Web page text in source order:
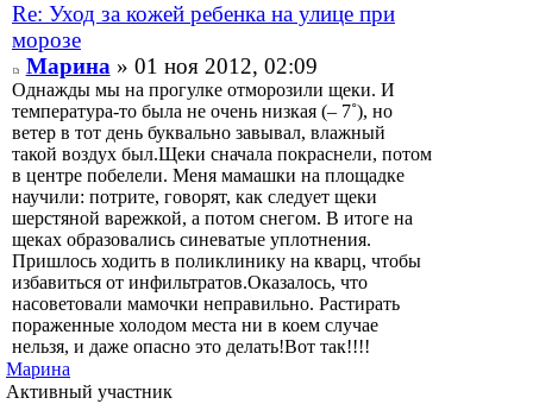
Re: Уход за кожей ребенка на улице при
морозе
Марина» 01 ноя 2012, 02:09
Однажды мы на прогулке отморозили щеки. И
температура-то была не очень низкая (– 7˚), но
ветер в тот день буквально завывал, влажный
такой воздух был.Щеки сначала покраснели, потом
в центре побелели. Меня мамашки на площадке
научили: потрите, говорят, как следует щеки
шерстяной варежкой, а потом снегом. В итоге на
щеках образовались синеватые уплотнения.
Пришлось ходить в поликлинику на кварц, чтобы
избавиться от инфильтратов.Оказалось, что
насоветовали мамочки неправильно. Растирать
пораженные холодом места ни в коем случае
нельзя, и даже опасно это делать!Вот так!!!!
Марина
Активный участник